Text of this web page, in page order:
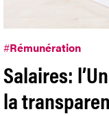
#Rémunération
Salaires:
la